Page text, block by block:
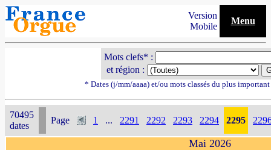
Version
Mobile
Menu
Mots clefs* :
et région :
* Dates (j/mm/aaaa) et/ou mots classés du plus
70495
dates
Page 1 ... 2291 2292 2293 2294 2295
Mai 2026